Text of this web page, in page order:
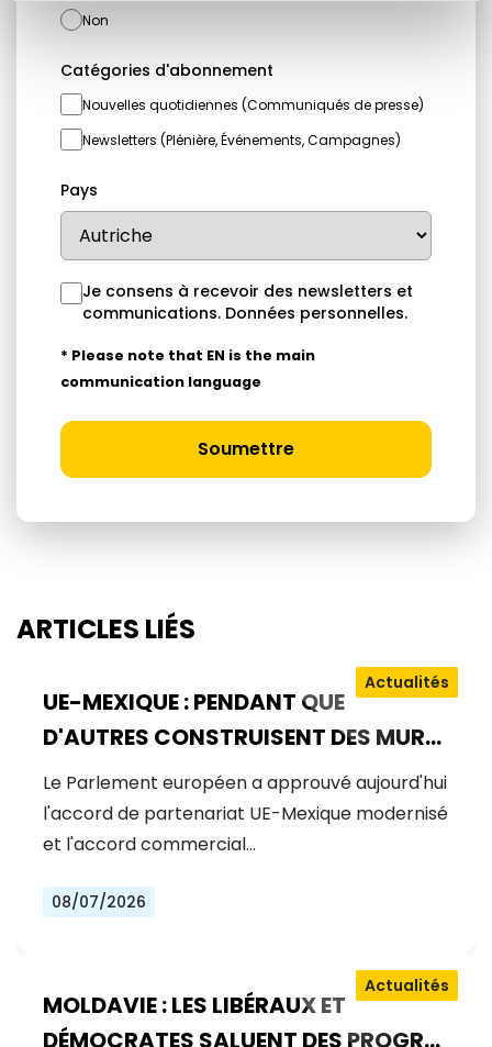
Non
Catégories d'abonnement
Nouvelles quotidiennes (Communiqués de presse)
Newsletters (Plénière, Événements, Campagnes)
Pays
Je consens à recevoir des newsletters et
communications. Données personnelles.
* Please note that EN is the main
communication language
Soumettre
ARTICLES LIÉS
UE-MEXIQUE : PENDANT QUE
D'AUTRES CONSTRUISENT DES MURS,
L'EUROPE CONSTRUIT DES PONTS
Actualités
Le Parlement européen a approuvé aujourd'hui
l'accord de partenariat UE-Mexique modernisé
et l'accord commercial…
08/07/2026
MOLDAVIE : LES LIBÉRAUX ET
DÉMOCRATES SALUENT DES PROGRÈS
Actualités